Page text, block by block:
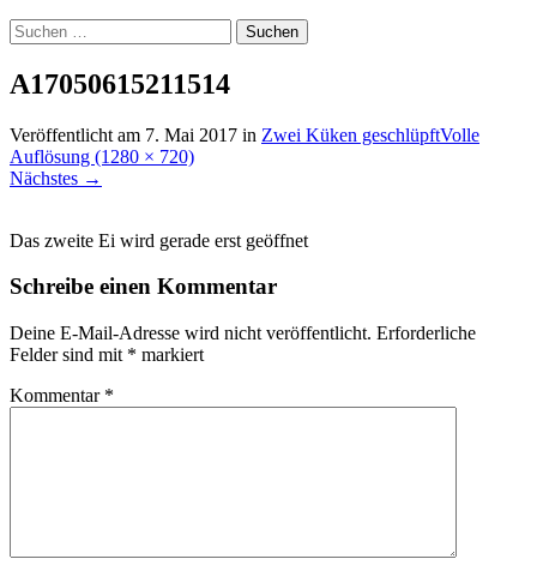
Suchen
nach:
A17050615211514
Veröffentlicht am 7. Mai 2017 in Zwei Küken geschlüpftVolle
Auflösung (1280 × 720)
Nächstes →
Das zweite Ei wird gerade erst geöffnet
Schreibe einen Kommentar
Deine E-Mail-Adresse wird nicht veröffentlicht. Erforderliche
Felder sind mit * markiert
Kommentar *